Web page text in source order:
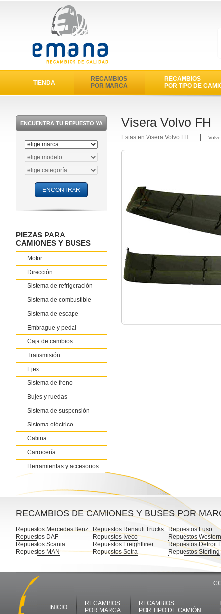
TIENDA
RECAMBIOS
POR MARCA
RECAMBIOS
POR TIPO DE
ENCUENTRA TU REPUESTO YA
PIEZAS PARA
CAMIONES Y BUSES
Motor
Dirección
Sistema de refrigeración
Sistema de combustible
Sistema de escape
Embrague y pedal
Caja de cambios
Transmisión
Ejes
Sistema de freno
Bujes y ruedas
Sistema de suspensión
Sistema eléctrico
Cabina
Carrocería
Herramientas y accesorios
Visera Volvo FH
Estas en Visera Volvo FH
RECAMBIOS DE CAMIONES Y BUSES POR
Repuestos Mercedes Benz
Repuestos DAF
Repuestos Scania
Repuestos MAN
Repuestos Renault Trucks
Repuestos Iveco
Repuestos Freightliner
Repuestos Setra
Repuestos Fuso
Repuestos
Repuestos Detroit
Repuestos Sterling
INICIO
RECAMBIOS
POR MARCA
RECAMBIOS
POR TIPO DE CAMIÓN